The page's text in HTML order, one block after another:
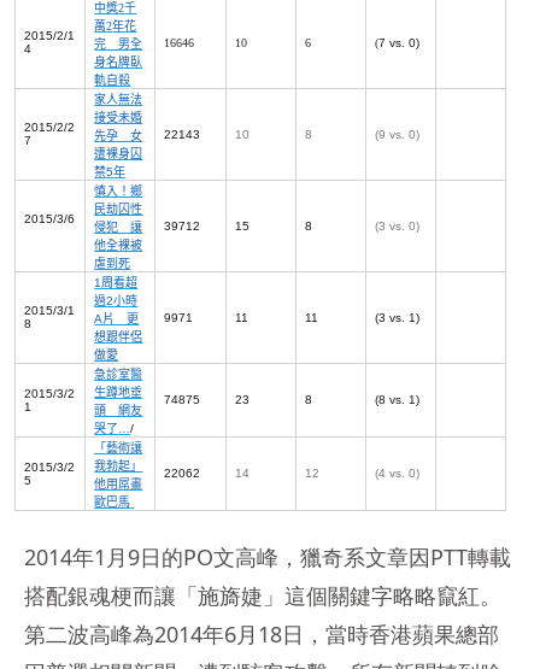
2015/2/1
4
中獎2千
萬2年花
完 男全
身名牌臥
軌自殺
16646 10 6 (7 vs. 0)
2015/2/2
7
家人無法
接受未婚
先孕 女
遭裸身囚
禁5年
22143 10 8 (9 vs. 0)
2015/3/6
慎入！鄉
民劫囚性
侵犯 讓
他全裸被
虐到死
39712 15 8 (3 vs. 0)
2015/3/1
8
1 周看超
過2小時
A片 更
想跟伴侶
做愛
9971 11 11 (3 vs. 1)
2015/3/2
1
急診室醫
生蹲地垂
頭 網友
哭了
…/
74875 23 8 (8 vs. 1)
2015/3/2
5
「藝術讓
我勃起」
他用屌畫
歐巴馬
22062 14 12 (4 vs. 0)
2014年1月9日的PO文高峰，獵奇系文章因PTT轉載
搭配銀魂梗而讓「施旖婕」這個關鍵字略略竄紅。
第二波高峰為2014年6月18日，當時香港蘋果總部